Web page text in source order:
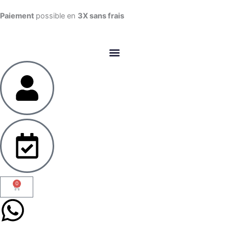
au
Paiement possible en 3X sans frais​
0
Panier